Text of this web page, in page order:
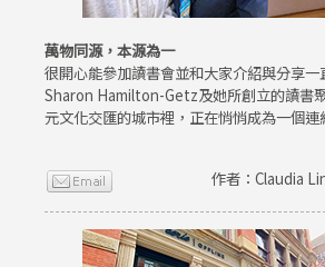
萬物同源，本源為一
很開心能參加讀書會並和大家介紹與分享
Sharon Hamilton-Getz及她所創立的讀書
元文化交匯的城市裡，正在悄悄成為一個連
作者：Claudia